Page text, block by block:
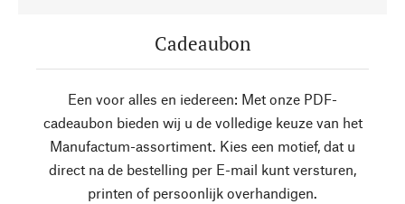
Cadeaubon
Een voor alles en iedereen: Met onze PDF-
cadeaubon bieden wij u de volledige keuze van het
Manufactum-assortiment. Kies een motief, dat u
direct na de bestelling per E-mail kunt versturen,
printen of persoonlijk overhandigen.